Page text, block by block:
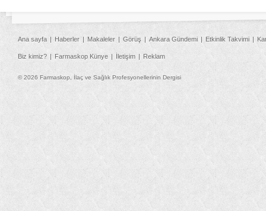
Ana sayfa Haberler Makaleler Görüş Ankara Gündemi Etkinlik Takvimi
Biz kimiz? Farmaskop Künye İletişim Reklam
© 2026 Farmaskop, İlaç ve Sağlık Profesyonellerinin Dergisi